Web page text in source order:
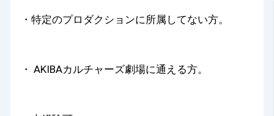
・特定のプロダクションに所属してない方。
・ AKIBAカルチャーズ劇場に通える方。